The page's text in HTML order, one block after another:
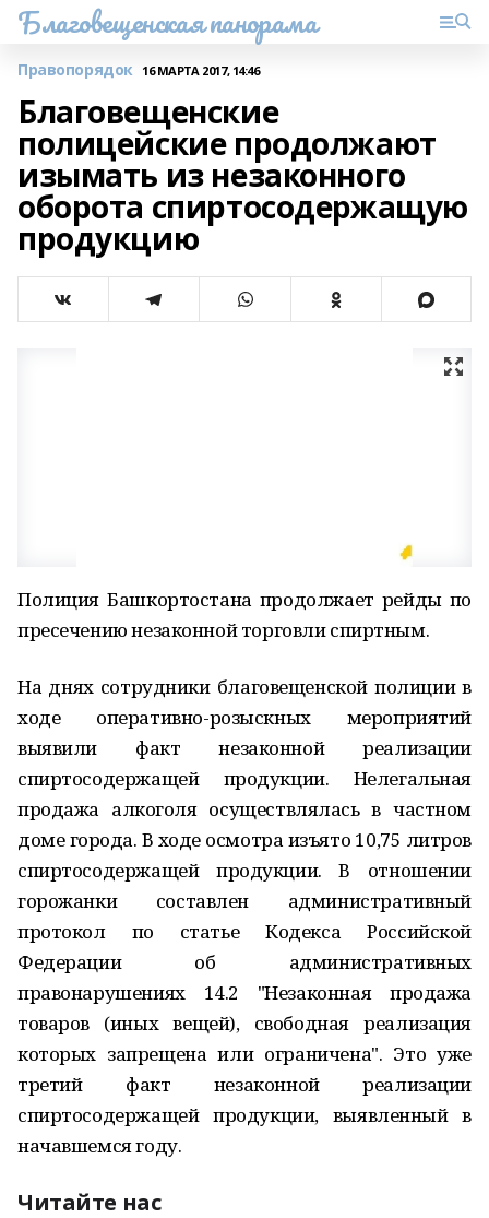
Благовещенская панорама
Правопорядок 16 МАРТА 2017, 14:46
Благовещенские
полицейские продолжают
изымать из незаконного
оборота спиртосодержащую
продукцию
Полиция Башкортостана продолжает рейды по
пресечению незаконной торговли спиртным.
На днях сотрудники благовещенской полиции в
ходе оперативно-розыскных мероприятий
выявили факт незаконной реализации
спиртосодержащей продукции. Нелегальная
продажа алкоголя осуществлялась в частном
доме города. В ходе осмотра изъято 10,75 литров
спиртосодержащей продукции. В отношении
горожанки составлен административный
протокол по статье Кодекса Российской
Федерации об административных
правонарушениях 14.2 "Незаконная продажа
товаров (иных вещей), свободная реализация
которых запрещена или ограничена". Это уже
третий факт незаконной реализации
спиртосодержащей продукции, выявленный в
начавшемся году.
Читайте нас